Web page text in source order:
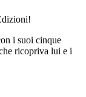
i suoi cinque
ricopriva lui e i